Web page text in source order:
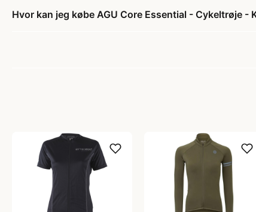
Hvor kan jeg købe AGU Core Essential - Cykeltrøje -